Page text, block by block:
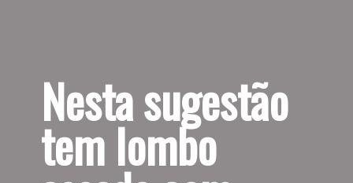
Nesta sugestão
tem lombo